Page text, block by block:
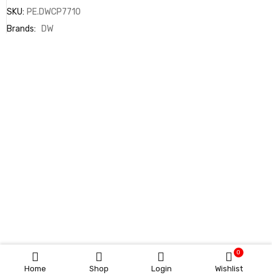
Home Shop Login Wishlist
0
SKU: PE.DWCP7710
Brands:
DW